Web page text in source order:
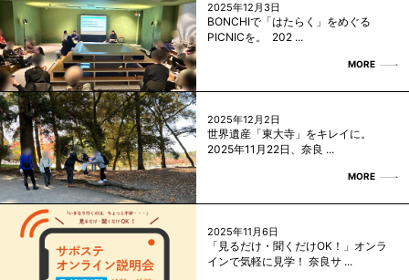
2025年12月3日
BONCHIで「はたらく」をめぐる
PICNICを。 202 ...
MORE
2025年12月2日
世界遺産「東大寺」をキレイに。
2025年11月22日、奈良 ...
MORE
2025年11月6日
「見るだけ・聞くだけOK！」オンラ
インで気軽に見学！ 奈良サ ...